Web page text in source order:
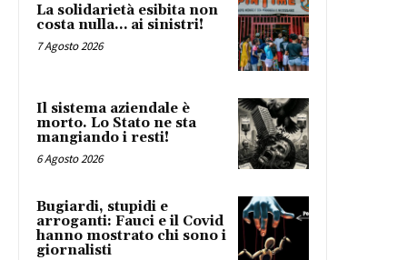
La solidarietà esibita non
costa nulla… ai sinistri!
7 Agosto 2026
Il sistema aziendale è
morto. Lo Stato ne sta
mangiando i resti!
6 Agosto 2026
Bugiardi, stupidi e
arroganti: Fauci e il Covid
hanno mostrato chi sono i
giornalisti